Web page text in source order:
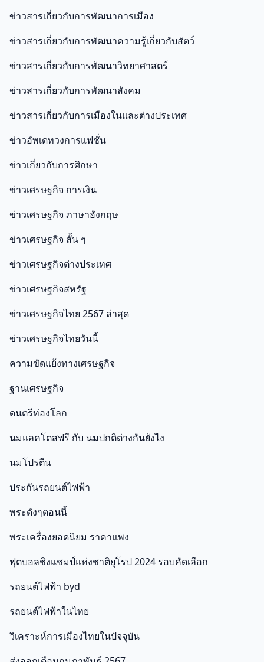
ข่าวสารเกี่ยวกับการพัฒนาการเมือง
ข่าวสารเกี่ยวกับการพัฒนาความรู้เกี่ยวกับสัตว์
ข่าวสารเกี่ยวกับการพัฒนาวิทยาศาสตร์
ข่าวสารเกี่ยวกับการพัฒนาสังคม
ข่าวสารเกี่ยวกับการเมืองในและต่างประเทศ
ข่าวอัพเดทวงการแฟชั่น
ข่าวเกี่ยวกับการศึกษา
ข่าวเศรษฐกิจ การเงิน
ข่าวเศรษฐกิจ ภาษาอังกฤษ
ข่าวเศรษฐกิจ สั้น ๆ
ข่าวเศรษฐกิจต่างประเทศ
ข่าวเศรษฐกิจสหรัฐ
ข่าวเศรษฐกิจไทย 2567 ล่าสุด
ข่าวเศรษฐกิจไทยวันนี้
ความขัดแย้งทางเศรษฐกิจ
ฐานเศรษฐกิจ
ดนตรีท่องโลก
นมแลคโตสฟรี กับ นมปกติต่างกันยังไง
นมโปรตีน
ประกันรถยนต์ไฟฟ้า
พระดังๆตอนนี้
พระเครื่องยอดนิยม ราคาแพง
ฟุตบอลชิงแชมป์แห่งชาติยุโรป 2024 รอบคัดเลือก
รถยนต์ไฟฟ้า byd
รถยนต์ไฟฟ้าในไทย
วิเคราะห์การเมืองไทยในปัจจุบัน